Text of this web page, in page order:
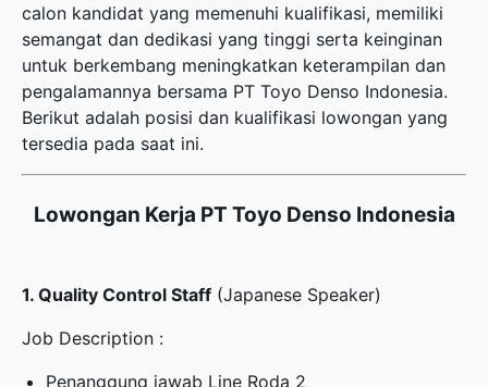
calon kandidat yang memenuhi kualifikasi, memiliki
semangat dan dedikasi yang tinggi serta keinginan
untuk berkembang meningkatkan keterampilan dan
pengalamannya bersama PT Toyo Denso Indonesia.
Berikut adalah posisi dan kualifikasi lowongan yang
tersedia pada saat ini.
Lowongan Kerja PT Toyo Denso Indonesia
1. Quality Control Staff (Japanese Speaker)
Job Description :
Penanggung jawab Line Roda 2